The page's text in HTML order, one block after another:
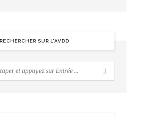
RECHERCHER SUR L’AVDD